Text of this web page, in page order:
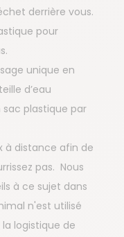
derrière vous.
pour
unique en
d’eau
plastique par
à distance afin de
pas. Nous
à ce sujet dans
n'est utilisé
logistique de